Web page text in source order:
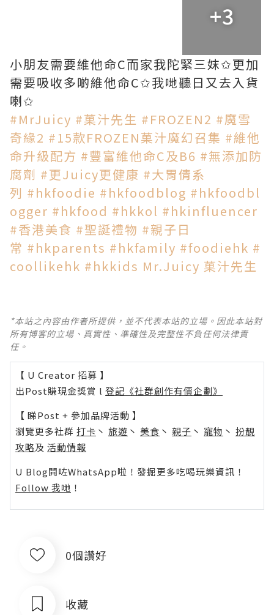
+3
小朋友需要維他命C而家我陀緊三妺✩更加
需要吸收多啲維他命C✩我哋聽日又去入貨
喇✩
#MrJuicy #菓汁先生 #FROZEN2 #魔雪
奇緣2 #15款FROZEN菓汁魔幻召集 #維他
命升級配方 #豐富維他命C及B6 #無添加防
腐劑 #更Juicy更健康 #大胃倩系
列 #hkfoodie #hkfoodblog #hkfoodbl
ogger #hkfood #hkkol #hkinfluencer
#香港美食 #聖誕禮物 #親子日
常 #hkparents #hkfamily #foodiehk #
coollikehk #hkkids Mr.Juicy 菓汁先生
*本站之內容由作者所提供，並不代表本站的立場。因此本站對
所有博客的立場、真實性、準確性及完整性不負任何法律責
任。
【 U Creator 招募 】
出Post賺現金獎賞 l 登記《社群創作有價企劃》
【 睇Post + 參加品牌活動 】
瀏覽更多社群 打卡 丶 旅遊 丶 美食 丶 親子 丶 寵物 丶 扮靚
攻略及 活動情報
U Blog開咗WhatsApp啦！發掘更多吃喝玩樂資訊！
Follow 我哋 ！
0個讚好
收藏